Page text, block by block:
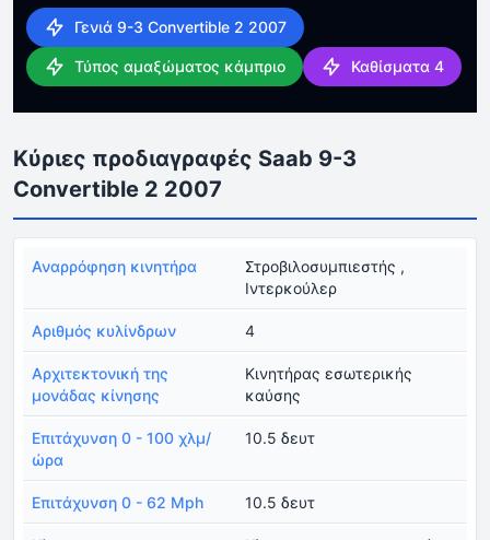
Γενιά 9-3 Convertible 2 2007
Τύπος αμαξώματος κάμπριο Καθίσματα 4
Κύριες προδιαγραφές Saab 9-3
Convertible 2 2007
Αναρρόφηση κινητήρα
Στροβιλοσυμπιεστής ,
Ιντερκούλερ
Αριθμός κυλίνδρων 4
Αρχιτεκτονική της
μονάδας κίνησης
Κινητήρας εσωτερικής
καύσης
Επιτάχυνση 0 - 100 χλμ/
ώρα
10.5 δευτ
Επιτάχυνση 0 - 62 Mph 10.5 δευτ